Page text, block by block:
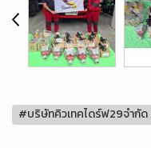
#บริษัทคิวเทคไดร์ฟ29จำกั